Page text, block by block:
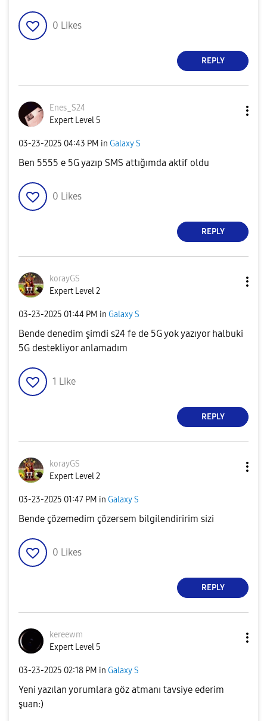
0 Likes
REPLY
Enes_S24
Expert Level 5
‎03-23-2025 04:43 PM in Galaxy S
Ben 5555 e 5G yazıp SMS attığımda aktif oldu
0 Likes
REPLY
korayGS
Expert Level 2
‎03-23-2025 01:44 PM in Galaxy S
Bende denedim şimdi s24 fe de 5G yok yazıyor halbuki
5G destekliyor anlamadım
1 Like
REPLY
korayGS
Expert Level 2
‎03-23-2025 01:47 PM in Galaxy S
Bende çözemedim çözersem bilgilendiririm sizi
0 Likes
REPLY
kereewm
Expert Level 5
‎03-23-2025 02:18 PM in Galaxy S
Yeni yazılan yorumlara göz atmanı tavsiye ederim
şuan:)